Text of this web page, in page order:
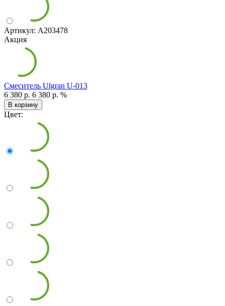
Артикул: А203478
Акция
Смеситель Ulgran U-013
6 380 р. 6 380 р. %
В корзину
Цвет: